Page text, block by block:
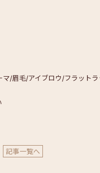
マ/眉毛/アイブロウ/フラットラ
記事一覧へ